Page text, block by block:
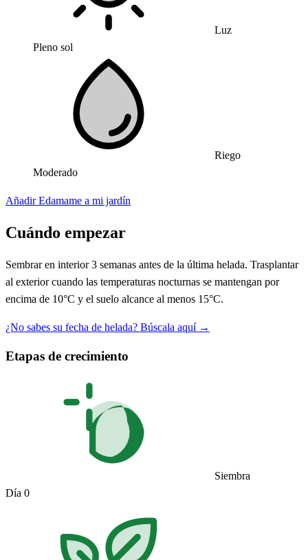
Luz
Pleno sol
Riego
Moderado
Añadir Edamame a mi jardín
Cuándo empezar
Sembrar en interior 3 semanas antes de la última helada. Trasplantar
al exterior cuando las temperaturas nocturnas se mantengan por
encima de 10°C y el suelo alcance al menos 15°C.
¿No sabes su fecha de helada? Búscala aquí →
Etapas de crecimiento
Siembra
Día 0